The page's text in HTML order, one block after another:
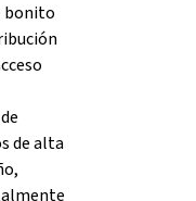
bonito
de alta